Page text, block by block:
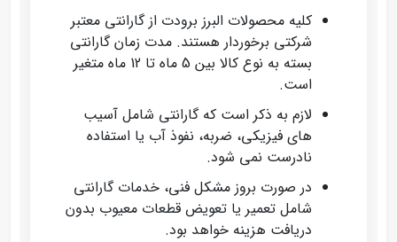
کلیه محصولات البرز برودت از گارانتی معتبر
شرکتی برخوردار هستند. مدت زمان گارانتی
بسته به نوع کالا بین 5 ماه تا 12 ماه متغیر
است.
لازم به ذکر است که گارانتی شامل آسیب‌
های فیزیکی، ضربه، نفوذ آب یا استفاده
نادرست نمی‌ شود.
در صورت بروز مشکل فنی، خدمات گارانتی
شامل تعمیر یا تعویض قطعات معیوب بدون
دریافت هزینه خواهد بود.